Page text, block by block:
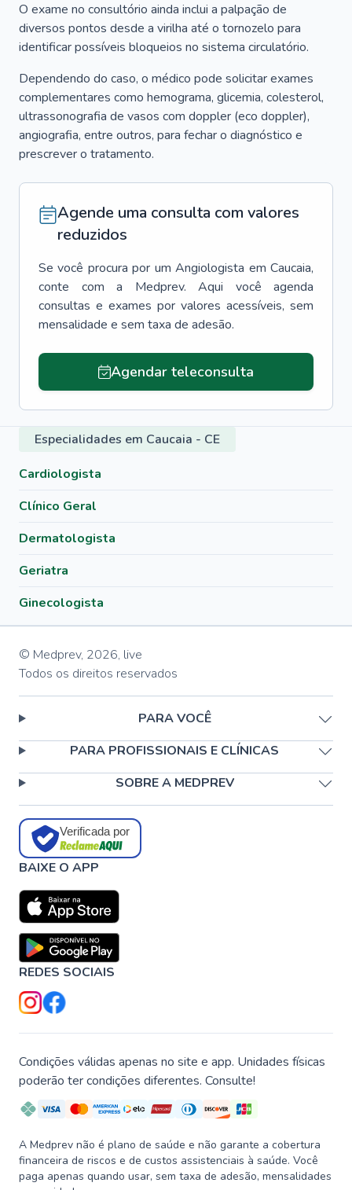
O exame no consultório ainda inclui a palpação de
diversos pontos desde a virilha até o tornozelo para
identificar possíveis bloqueios no sistema circulatório.
Dependendo do caso, o médico pode solicitar exames
complementares como hemograma, glicemia, colesterol,
ultrassonografia de vasos com doppler (eco doppler),
angiografia, entre outros, para fechar o diagnóstico e
prescrever o tratamento.
Agende uma consulta com valores
reduzidos
Se você procura por um Angiologista em Caucaia,
conte com a Medprev. Aqui você agenda
consultas e exames por valores acessíveis, sem
mensalidade e sem taxa de adesão.
Agendar teleconsulta
Especialidades em Caucaia - CE
Cardiologista
Clínico Geral
Dermatologista
Geriatra
Ginecologista
© Medprev, 2026, live
Todos os direitos reservados
PARA VOCÊ
PARA PROFISSIONAIS E CLÍNICAS
SOBRE A MEDPREV
Verificada por
BAIXE O APP
REDES SOCIAIS
Condições válidas apenas no site e app. Unidades físicas
poderão ter condições diferentes. Consulte!
A Medprev não é plano de saúde e não garante a cobertura
financeira de riscos e de custos assistenciais à saúde. Você
paga apenas quando usar, sem taxa de adesão, mensalidades